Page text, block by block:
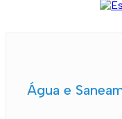
Água e